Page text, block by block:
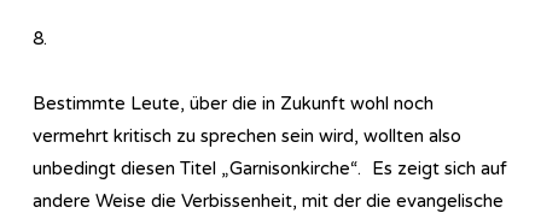
8.
Bestimmte Leute, über die in Zukunft wohl noch
vermehrt kritisch zu sprechen sein wird, wollten also
unbedingt diesen Titel „Garnisonkirche“. Es zeigt sich auf
andere Weise die Verbissenheit, mit der die evangelische